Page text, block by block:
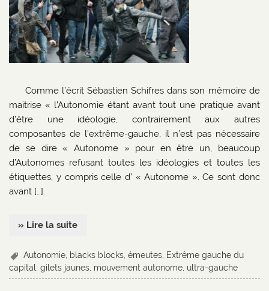
Comme l’écrit Sébastien Schifres dans son mêmoire de
maitrise « l’Autonomie étant avant tout une pratique avant
d’être une idéologie, contrairement aux autres
composantes de l’extrême-gauche, il n’est pas nécessaire
de se dire « Autonome » pour en être un, beaucoup
d’Autonomes refusant toutes les idéologies et toutes les
étiquettes, y compris celle d’ « Autonome ». Ce sont donc
avant […]
» Lire la suite
Autonomie blacks blocks ,émeutes Extrême gauche du
capital,gilets jaunes, mouvement autonome, ultra-gauche